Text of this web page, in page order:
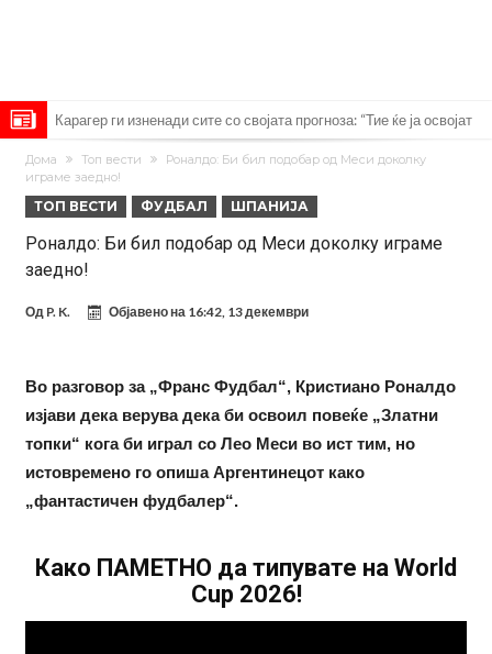
Карагер ги изненади сите со својата прогноза: “Тие ќе ја освојат
Премиер лигата, а причината е едноставна”
Родри ги отвори вратите за трансфер во Барселона, Реал Мадрид
е информиран
Крај на сагата: Винисиус останува во Реал Мадрид до 2032
Директор на ФИА за драмата во Формула 1: Не можеме да одиме
толку далеку!
Колку бара ПСЖ и кој е „плафонот“ на Ливерпул за трансферот
ан Бредли Баркола?
Го победи Ѓоковиќ откако губеше со 0-2 на Ролан Гарос, а сега
засилување за 140 милиони евра!
Милан ја доби првата понуда за Леао
Италијански петтолигаш добива неверојатен стадион од 62
милиони евра? (Видео)
Голем удар за Барселона: Херојот на финалето на Светското
првенство сака да замине
Дома Топ вести
Роналдо: Би бил подобар од Меси доколку
играме заедно!
ТОП ВЕСТИ ФУДБАЛ ШПАНИЈА
Роналдо: Би бил подобар од Меси доколку играме
заедно!
Од P. K. Објавено на 16:42, 13 декември
Во разговор за „Франс Фудбал“, Кристиано Роналдо
изјави дека верува дека би освоил повеќе „Златни
топки“ кога би играл со Лео Меси во ист тим, но
истовремено го опиша Аргентинецот како
„фантастичен фудбалер“.
Како ПАМЕТНО да типувате на World
Cup 2026!